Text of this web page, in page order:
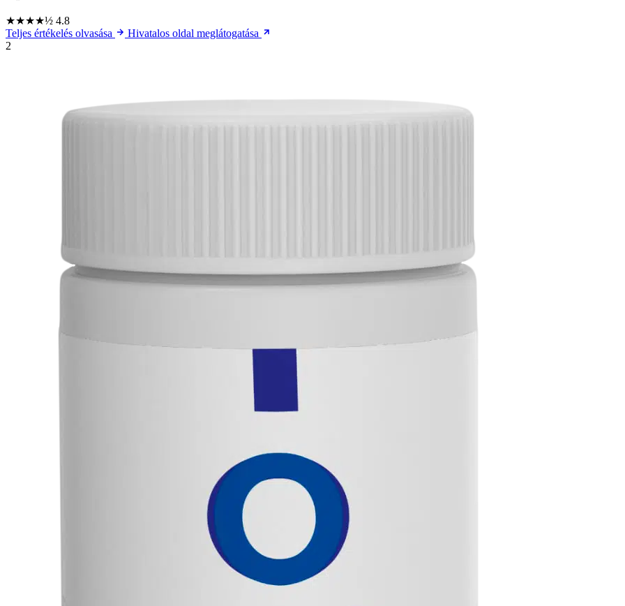
★★★★½ 4.8
Teljes értékelés olvasása
Hivatalos oldal meglátogatása
2